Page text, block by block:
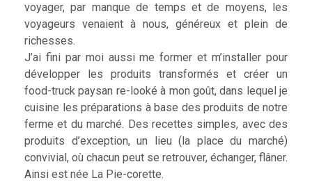
voyager, par manque de temps et de moyens, les
voyageurs venaient à nous, généreux et plein de
richesses.
J’ai fini par moi aussi me former et m’installer pour
développer les produits transformés et créer un
food-truck paysan re-looké à mon goût, dans lequel je
cuisine les préparations à base des produits de notre
ferme et du marché. Des recettes simples, avec des
produits d’exception, un lieu (la place du marché)
convivial, où chacun peut se retrouver, échanger, flâner.
Ainsi est née La Pie-corette.